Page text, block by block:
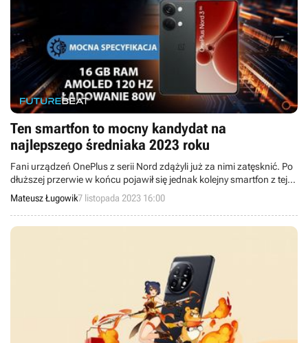
Ten smartfon to mocny kandydat na
najlepszego średniaka 2023 roku
Fani urządzeń OnePlus z serii Nord zdążyli już za nimi zatęsknić. Po
dłuższej przerwie w końcu pojawił się jednak kolejny smartfon z tej
rodziny. Szybko zaczął on zdobywać dobre oceny użytkowników i
pochlebne recenzje ekspertów.
Mateusz Ługowik7 listopada 2023 16:00